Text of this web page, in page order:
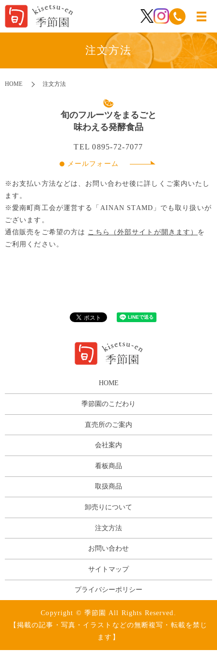
注文方法
HOME 注文方法
旬のフルーツをまるごと
味わえる発酵食品
TEL0895-72-7077
メールフォーム
※お支払い方法などは、お問い合わせ後に詳しくご案内いたし
ます。
※愛南町商工会が運営する「AINAN STAMD」でも取り扱いが
ございます。
通信販売をご希望の方は こちら（外部サイトが開きます） を
ご利用ください。
HOME
季節園のこだわり
直売所のご案内
会社案内
看板商品
取扱商品
卸売りについて
注文方法
お問い合わせ
サイトマップ
プライバシーポリシー
Copyright © 季節園 All Rights Reserved.
【掲載の記事・写真・イラストなどの無断複写・転載を禁じ
ます】